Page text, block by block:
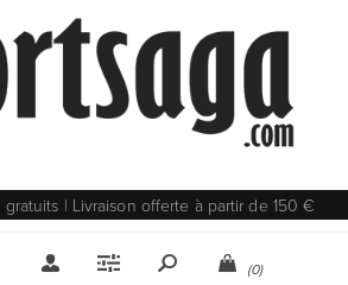
| Livraison offerte à partir de 150 €
(0)